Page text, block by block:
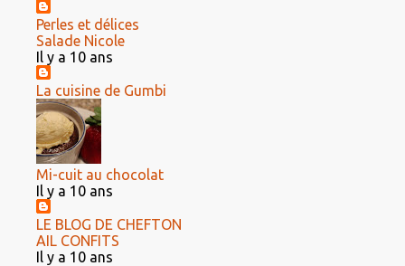
Perles et délices
Salade Nicole
Il y a 10 ans
La cuisine de Gumbi
Mi-cuit au chocolat
Il y a 10 ans
LE BLOG DE CHEFTON
AIL CONFITS
Il y a 10 ans